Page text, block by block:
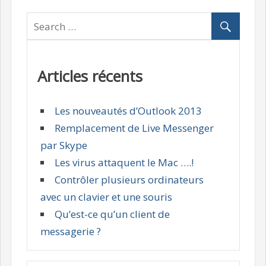
Articles récents
Les nouveautés d’Outlook 2013
Remplacement de Live Messenger
par Skype
Les virus attaquent le Mac ….!
Contrôler plusieurs ordinateurs
avec un clavier et une souris
Qu’est-ce qu’un client de
messagerie ?